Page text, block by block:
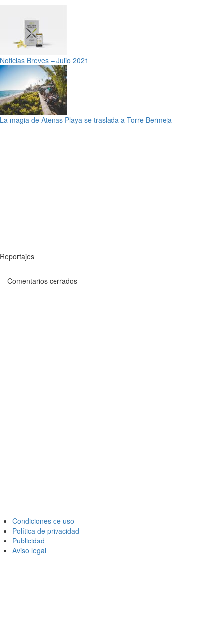
Noticias Breves – Julio 2021
La magia de Atenas Playa se traslada a Torre Bermeja
Reportajes
Comentarios cerrados
Condiciones de uso
Política de privacidad
Publicidad
Aviso legal